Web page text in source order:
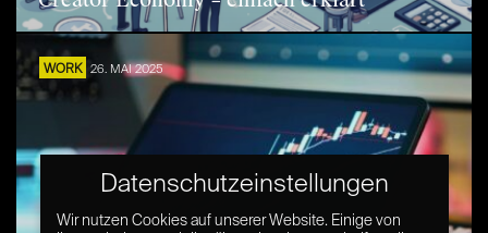
WORK 26. MAI 2025
Datenschutzeinstellungen
Wir nutzen Cookies auf unserer Website. Einige von